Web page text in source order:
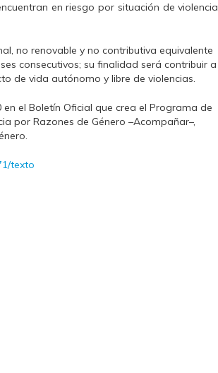
en riesgo por situación de violencia
no renovable y no contributiva equivalente
consecutivos; su finalidad será contribuir a
de vida autónomo y libre de violencias.
el Boletín Oficial que crea el Programa de
por Razones de Género –Acompañar–,
texto